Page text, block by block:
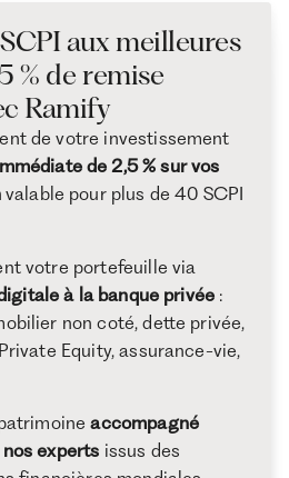
aux meilleures
% de remise
Ramify
de votre investissement
de 2,5 % sur vos
valable pour plus de 40 SCPI
votre portefeuille via
à la banque privée :
non coté, dette privée,
Equity, assurance-vie,
accompagné
experts issus des